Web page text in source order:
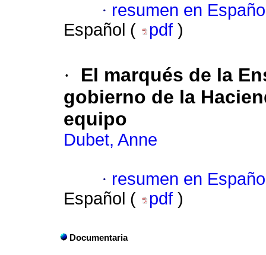
· resumen en
Español (
pdf )
·
El marqués de la
gobierno de la
equipo
Dubet, Anne
· resumen en
Español (
pdf )
Documentaria